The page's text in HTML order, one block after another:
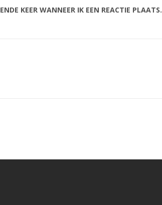
KEER WANNEER IK EEN REACTIE PLAATS.